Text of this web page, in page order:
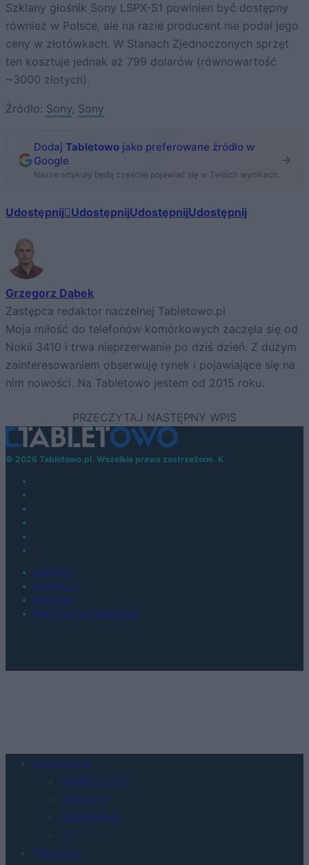
Szklany głośnik Sony LSPX-S1 powinien być dostępny
również w Polsce, ale na razie producent nie podał jego
ceny w złotówkach. W Stanach Zjednoczonych sprzęt
ten kosztuje jednak aż 799 dolarów (równowartość
~3000 złotych).
Źródło: Sony, Sony
Dodaj Tabletowo jako preferowane źródło w
Google
Nasze artykuły będą częściej pojawiać się w Twoich wynikach
Udostępnij UdostępnijUdostępnijUdostępnij
Grzegorz Dąbek
Zastępca redaktor naczelnej Tabletowo.pl
Moja miłość do telefonów komórkowych zaczęła się od
Nokii 3410 i trwa nieprzerwanie po dziś dzień. Z dużym
zainteresowaniem obserwuję rynek i pojawiające się na
nim nowości. Na Tabletowo jestem od 2015 roku.
© 2026 Tabletowo.pl. Wszelkie prawa zastrzeżone. K
KONTAKT
REDAKCJA
REKLAMA
POLITYKA PRYWATNOŚCI
Urządzenia
SMARTFONY
TABLETY
WEARABLE
TV
Recenzje